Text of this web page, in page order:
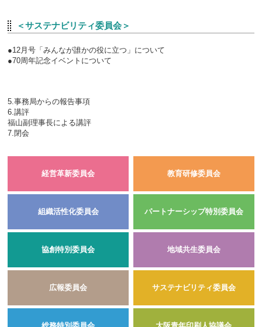
経営革新委員会 教育研修委員会
組織活性化委員会 パートナーシップ特別委員会
協創特別委員会 地域共生委員会
広報委員会 サステナビリティ委員会
＜サステナビリティ委員会＞
●12月号「みんなが誰かの役に立つ」について
●70周年記念イベントについて
5.事務局からの報告事項
6.講評
福山副理事長による講評
7.閉会